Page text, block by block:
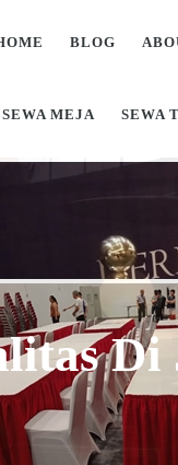
BLOG
SEWA MEJA SEWA
Di